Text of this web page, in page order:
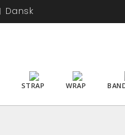
Dansk
STRAP WRAP